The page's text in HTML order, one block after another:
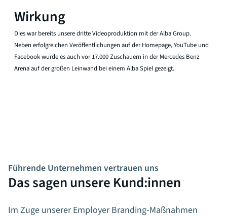
Wirkung
Dies war bereits unsere dritte Videoproduktion mit der Alba Group.
Neben erfolgreichen Veröffentlichungen auf der Homepage, YouTube und
Facebook wurde es auch vor 17.000 Zuschauern in der Mercedes Benz
Arena auf der großen Leinwand bei einem Alba Spiel gezeigt.
Führende Unternehmen vertrauen uns
Das sagen unsere Kund:innen
Im Zuge unserer Employer Branding-Maßnahmen